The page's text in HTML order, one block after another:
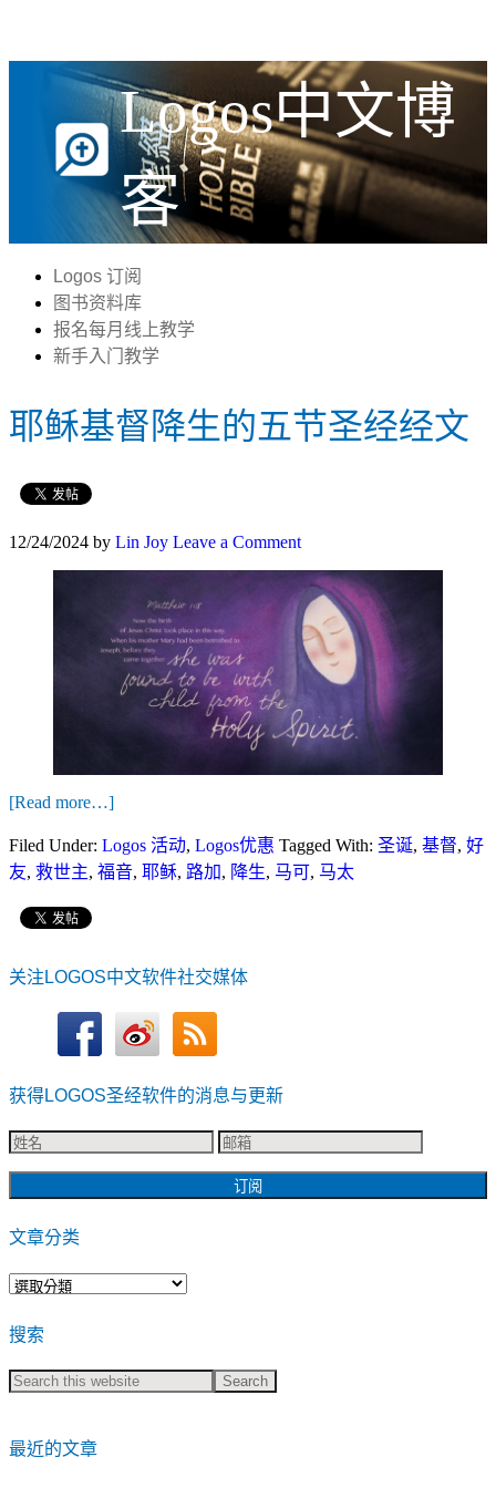
Logos中文博
客
Logos 订阅
图书资料库
报名每月线上教学
新手入门教学
耶稣基督降生的五节圣经经文
12/24/2024 by Lin Joy Leave a Comment
[Read more…]
Filed Under: Logos 活动, Logos优惠 Tagged With: 圣诞, 基督, 好
友, 救世主, 福音, 耶稣, 路加, 降生, 马可, 马太
关注LOGOS中文软件社交媒体
获得LOGOS圣经软件的消息与更新
文章分类
文
分
类
搜索
最近的文章